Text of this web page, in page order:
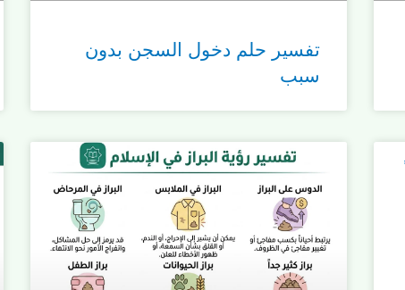
تفسير حلم دخول السجن بدون
سبب